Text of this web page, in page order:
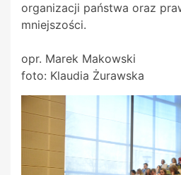
organizacji państwa oraz
mniejszości.
opr. Marek Makowski
foto: Klaudia Żurawska